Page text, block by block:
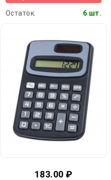
Остаток: 6 шт.
183.00 ₽